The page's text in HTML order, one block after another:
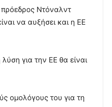
πρόεδρος Ντόναλντ
να αυξήσει και η ΕΕ
για την ΕΕ θα είναι
ομολόγους του για τη